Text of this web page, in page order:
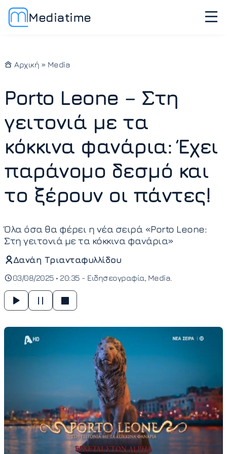
Mediatime
Αρχική » Media
Porto Leone – Στη
γειτονιά με τα
κόκκινα φανάρια: Έχει
παράνομο δεσμό και
το ξέρουν οι πάντες!
Όλα όσα θα φέρει η νέα σειρά «Porto Leone:
Στη γειτονιά με τα κόκκινα φανάρια»
Δανάη Τριανταφυλλίδου
03/08/2025 • 20:35 - Ειδησεογραφία Media